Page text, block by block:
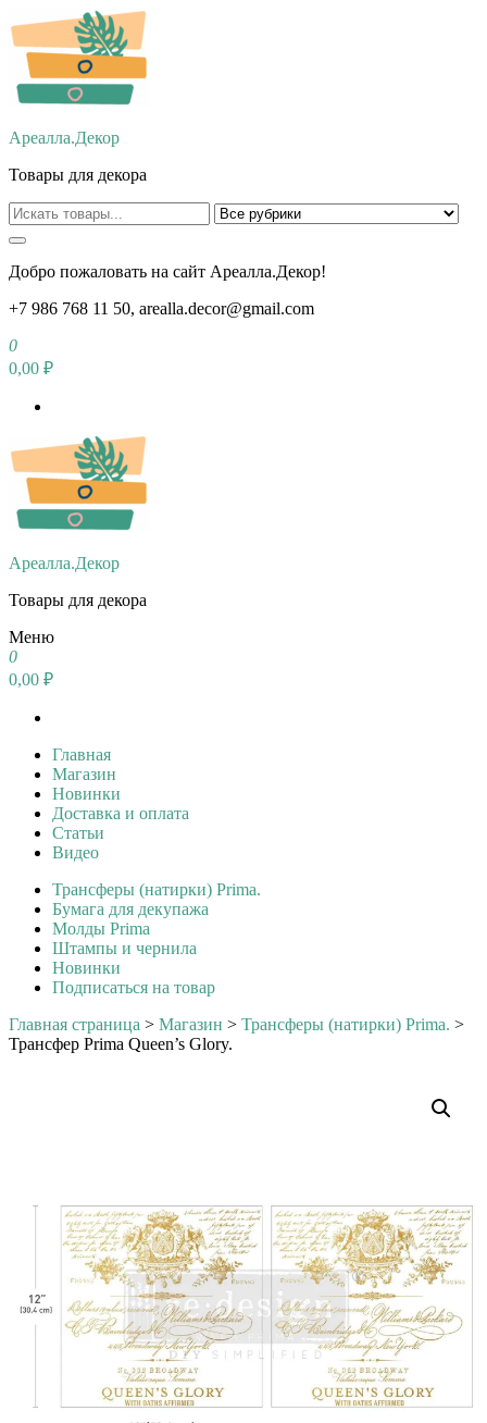
Перейти
к
содержимому
Ареалла.Декор
Товары для декора
Добро пожаловать на сайт Ареалла.Декор!
+7 986 768 11 50, arealla.decor@gmail.com
0
0,00 ₽
Ареалла.Декор
Товары для декора
Меню
0
0,00 ₽
Главная
Магазин
Новинки
Доставка и оплата
Статьи
Видео
Трансферы (натирки) Prima.
Бумага для декупажа
Молды Prima
Штампы и чернила
Новинки
Подписаться на товар
Главная страница > Магазин > Трансферы (натирки) Prima. >
Трансфер Prima Queen’s Glory.